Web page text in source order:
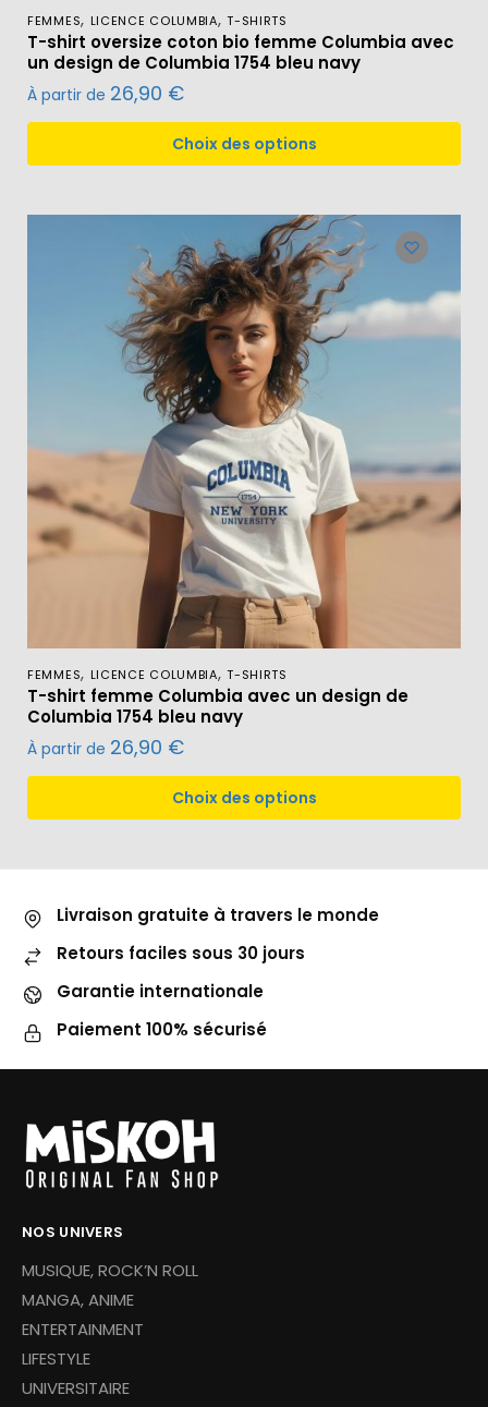
FEMMES, LICENCE COLUMBIA,T-SHIRTS
T-shirt oversize coton bio femme Columbia avec
un design de Columbia 1754 bleu navy
À partir de 26,90 €
Choix des options
FEMMES, LICENCE COLUMBIA,T-SHIRTS
T-shirt femme Columbia avec un design de
Columbia 1754 bleu navy
À partir de 26,90 €
Choix des options
Livraison gratuite à travers le monde
Retours faciles sous 30 jours
Garantie internationale
Paiement 100% sécurisé
NOS UNIVERS
MUSIQUE, ROCK’N ROLL
MANGA, ANIME
ENTERTAINMENT
LIFESTYLE
UNIVERSITAIRE